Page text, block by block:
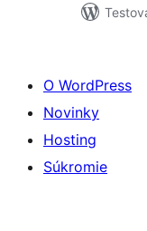
O WordPress
Novinky
Hosting
Súkromie